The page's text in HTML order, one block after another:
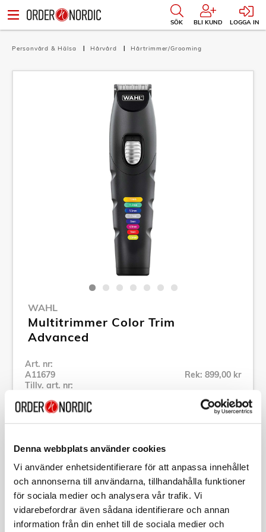
Denna webbplats använder cookies
Vi använder enhetsidentifierare för att anpassa innehållet
och annonserna till användarna, tillhandahålla funktioner
för sociala medier och analysera vår trafik. Vi
vidarebefordrar även sådana identifierare och annan
information från din enhet till de sociala medier och
SÖK BLI KUND LOGGA IN
Personvård & Hälsa Hårvård Hårtrimmer/Grooming
WAHL
Multitrimmer Color Trim
Advanced
Art. nr:
A11679
Tillv. art. nr:
Rek: 899,00 kr
Se alla produkter inom Wahl
Beskrivning
Art. nr:A11679